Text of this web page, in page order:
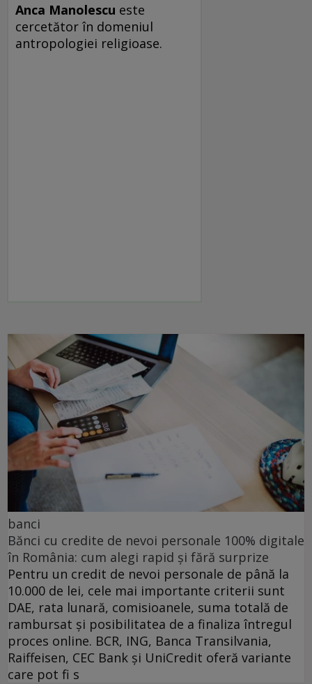
Anca Manolescu este
cercetător în domeniul
antropologiei religioase.
banci
Bănci cu credite de nevoi personale 100% digitale
în România: cum alegi rapid și fără surprize
Pentru un credit de nevoi personale de până la
10.000 de lei, cele mai importante criterii sunt
DAE, rata lunară, comisioanele, suma totală de
rambursat și posibilitatea de a finaliza întregul
proces online. BCR, ING, Banca Transilvania,
Raiffeisen, CEC Bank și UniCredit oferă variante
care pot fi s